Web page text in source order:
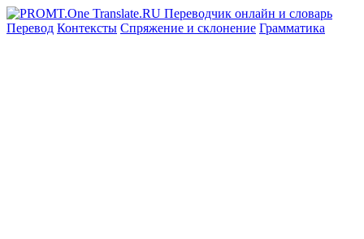
Перевод Контексты Спряжение и склонение Грамматика